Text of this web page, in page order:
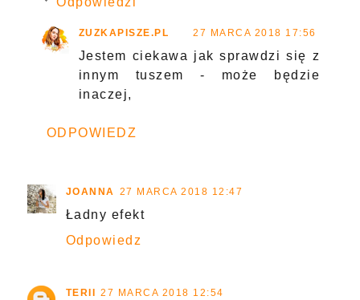
ZUZKAPISZE.PL 27 MARCA 2018 17:56
Jestem ciekawa jak sprawdzi się z
innym tuszem - może będzie
inaczej,
ODPOWIEDZ
JOANNA 27 MARCA 2018 12:47
Ładny efekt
Odpowiedz
TERII 27 MARCA 2018 12:54